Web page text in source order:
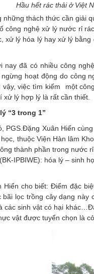
Hầu hết rác thải ở Việt
những thách thức cần giải
công nghệ xử lý nước rỉ
xử lý hóa lý hay xử lý
nay đã có nhiều công
hoạt động do công
vậy, việc tìm kiếm một
xử lý hợp lý là rất cần thiết.
“3 trong 1”
PGS.Đặng Xuân Hiển
thuộc Viện Hàn lâm
thành phần trong nước
IPBIWE): hóa lý – sinh
Hiển cho biết: Điểm đặc
bãi lọc trồng cây dạng
các sinh vật có hại
vật được tuyển chọn là